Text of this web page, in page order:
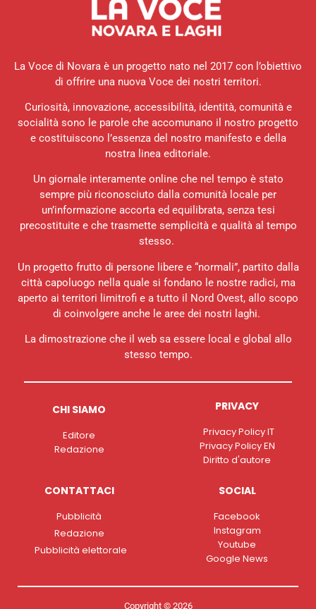
La Voce di Novara è un progetto nato nel 2017 con l’obiettivo
di offrire una nuova Voce dei nostri territori.
Curiosità, innovazione, accessibilità, identità, comunità e
socialità sono le parole che accomunano il nostro progetto
e costituiscono l’essenza del nostro manifesto e della
nostra linea editoriale.
Un giornale interamente online che nel tempo è stato
sempre più riconosciuto dalla comunità locale per
un’informazione accorta ed equilibrata, senza tesi
precostituite e che trasmette semplicità e qualità al tempo
stesso.
Un progetto frutto di persone libere e “normali”, partito dalla
città capoluogo nella quale si fondano le nostre radici, ma
aperto ai territori limitrofi e a tutto il Nord Ovest, allo scopo
di coinvolgere anche le aree dei nostri laghi.
La dimostrazione che il web sa essere local e global allo
stesso tempo.
CHI SIAMO
Editore
Redazione
PRIVACY
Privacy Policy IT
Privacy Policy EN
Diritto d'autore
CONTATTACI
Pubblicità
Redazione
Pubblicità elettorale
SOCIAL
Facebook
Instagram
Youtube
Google News
Copyright © 2026